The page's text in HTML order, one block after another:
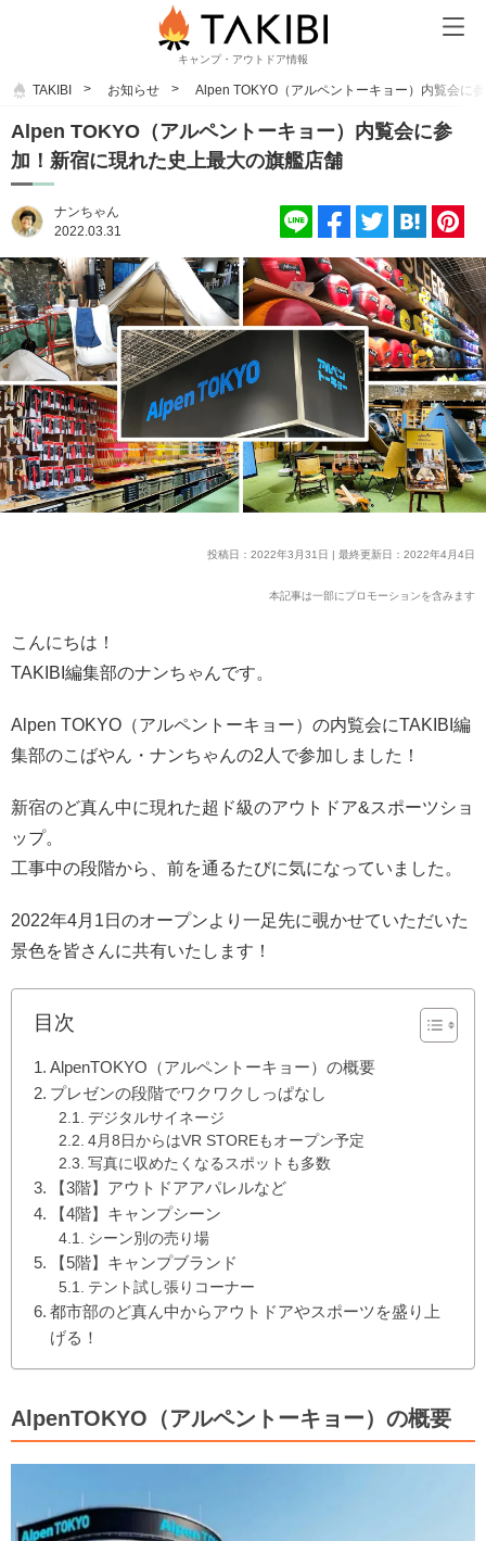
キャンプ・アウトドア情報
TAKIBI お知らせ Alpen TOKYO（アルペントーキョー）内覧会に
Alpen TOKYO（アルペントーキョー）内覧会に参
加！新宿に現れた史上最大の旗艦店舗
ナンちゃん
2022.03.31
投稿日：2022年3月31日 | 最終更新日：2022年4月4日
本記事は一部にプロモーションを含みます
こんにちは！
TAKIBI編集部のナンちゃんです。
Alpen TOKYO（アルペントーキョー）の内覧会にTAKIBI編
集部のこばやん・ナンちゃんの2人で参加しました！
新宿のど真ん中に現れた超ド級のアウトドア&スポーツショ
ップ。
工事中の段階から、前を通るたびに気になっていました。
2022年4月1日のオープンより一足先に覗かせていただいた
景色を皆さんに共有いたします！
目次
AlpenTOKYO（アルペントーキョー）の概要
プレゼンの段階でワクワクしっぱなし
デジタルサイネージ
4月8日からはVR STOREもオープン予定
写真に収めたくなるスポットも多数
【3階】アウトドアアパレルなど
【4階】キャンプシーン
シーン別の売り場
【5階】キャンプブランド
テント試し張りコーナー
都市部のど真ん中からアウトドアやスポーツを盛り上
げる！
AlpenTOKYO（アルペントーキョー）の概要